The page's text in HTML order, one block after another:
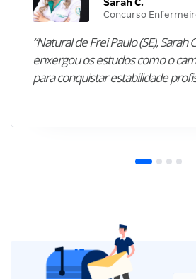
Concurso
“Natural de Frei Paulo (SE), Sarah
enxergou os estudos como o
para conquistar estabilidade